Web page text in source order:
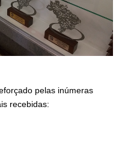
pelas inúmeras
recebidas: